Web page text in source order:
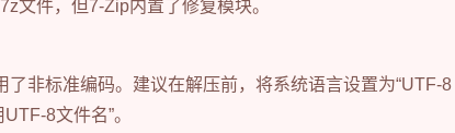
文件，但7-Zip内置了修复模块。
非标准编码。建议在解压前，将系统语言设置为“UTF-8
8文件名”。